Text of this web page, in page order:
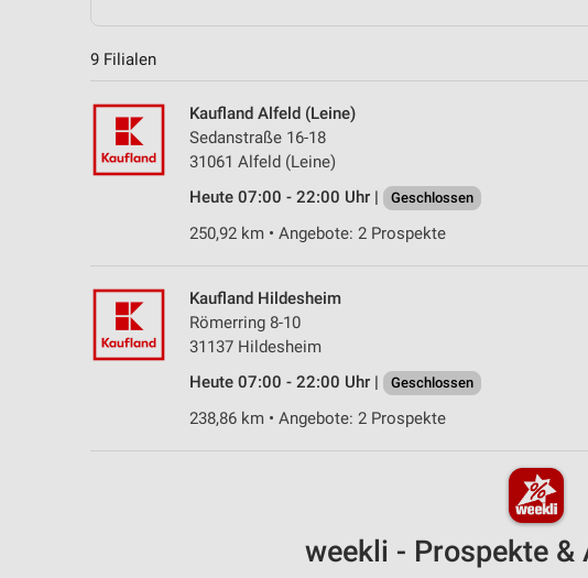
9 Filialen
Kaufland Alfeld (Leine)
Sedanstraße 16-18
31061 Alfeld (Leine)
Heute 07:00 - 22:00 Uhr |
Geschlossen
250,92 km • Angebote: 2 Prospekte
Kaufland Hildesheim
Römerring 8-10
31137 Hildesheim
Heute 07:00 - 22:00 Uhr |
Geschlossen
238,86 km • Angebote: 2 Prospekte
weekli - Prospekte &